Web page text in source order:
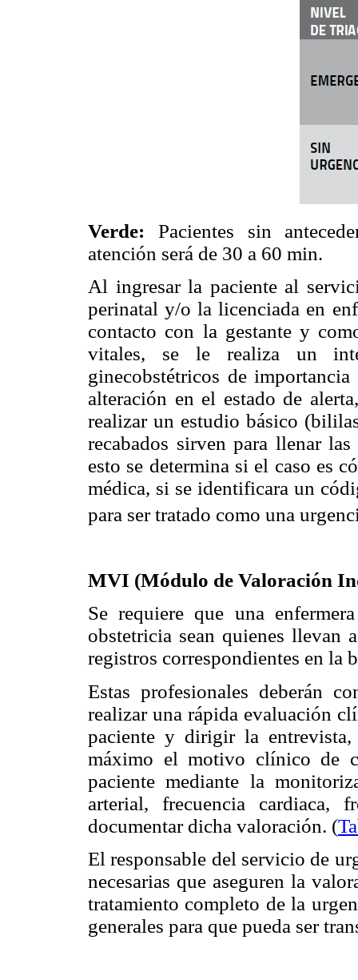
Verde: Pacientes sin
atención será de 30 a 60 min.
Al ingresar la paciente al
perinatal y/o la licenciada en
contacto con la gestante y
vitales, se le realiza un
ginecobstétricos de
alteración en el estado de
realizar un estudio básico
recabados sirven para llenar
esto se determina si el caso es
médica, si se identificara un
para ser tratado como una
MVI (Módulo de Valoración
Se requiere que una
obstetricia sean quienes llevan
registros correspondientes en la
Estas profesionales deberán
realizar una rápida evaluación
paciente y dirigir la entrevista,
máximo el motivo clínico de
paciente mediante la
arterial, frecuencia cardiaca,
documentar dicha valoración. (
El responsable del servicio de
necesarias que aseguren la
tratamiento completo de la
generales para que pueda ser